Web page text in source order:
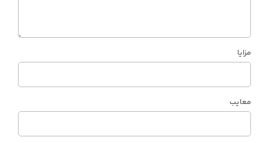
مزایا
معایب